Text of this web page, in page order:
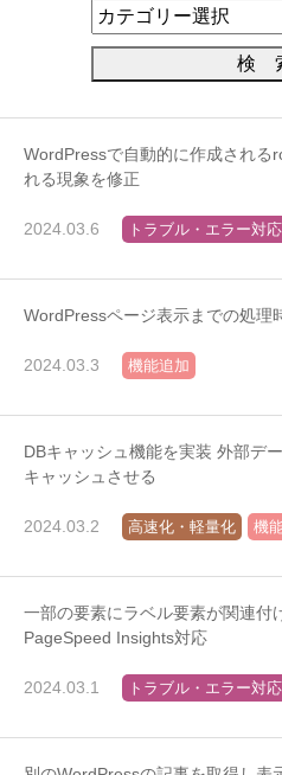
WordPressで自動的に作成される
れる現象を修正
2024.03.6 トラブル・エラー対応
WordPressページ表示までの処理
2024.03.3 機能追加
DBキャッシュ機能を実装 外部デ
キャッシュさせる
2024.03.2 高速化・軽量化 機
一部の要素にラベル要素が関連付
PageSpeed Insights対応
2024.03.1 トラブル・エラー対応